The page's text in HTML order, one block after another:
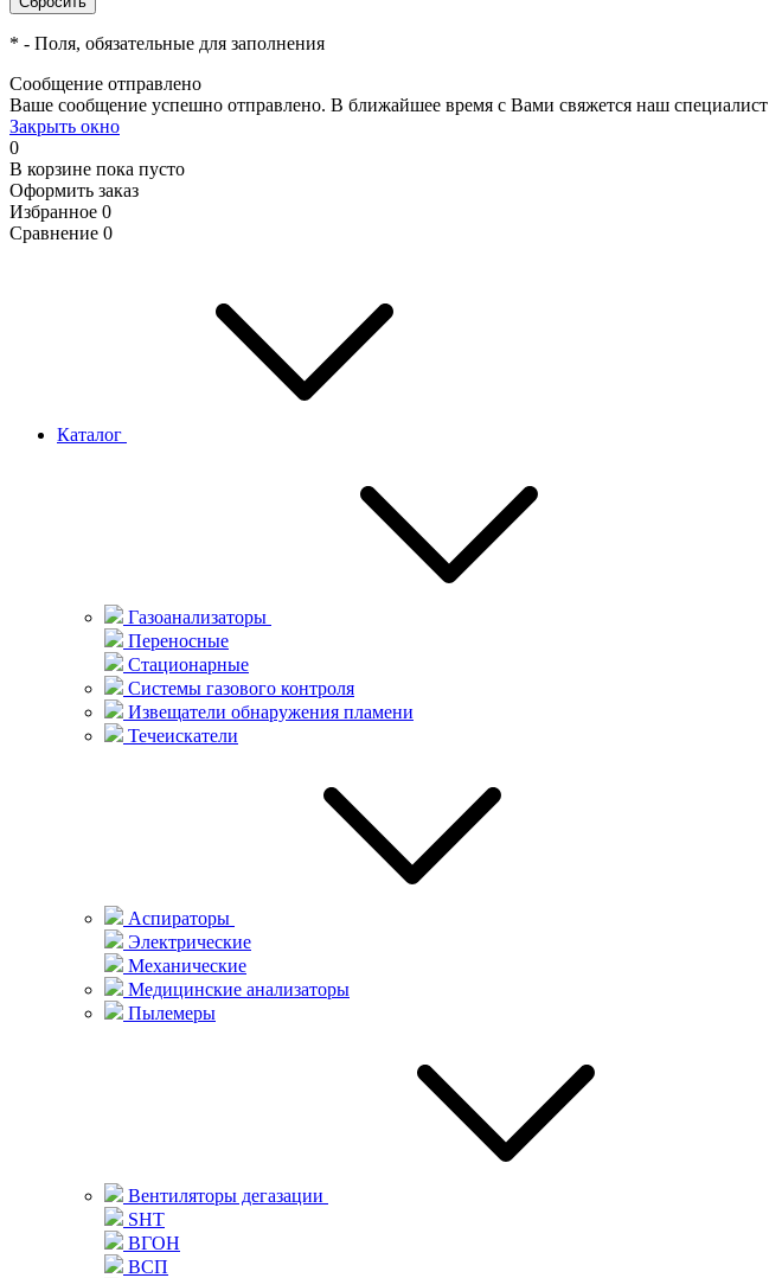
* - Поля, обязательные для заполнения
Сообщение отправлено
Ваше сообщение успешно отправлено. В ближайшее время с Вами свяжется наш специалист
Закрыть окно
0
В корзине пока пусто
Оформить заказ
Избранное 0
Сравнение 0
Каталог
Газоанализаторы
Переносные
Стационарные
Системы газового контроля
Извещатели обнаружения пламени
Течеискатели
Аспираторы
Электрические
Механические
Медицинские анализаторы
Пылемеры
Вентиляторы дегазации
SHT
ВГОН
ВСП